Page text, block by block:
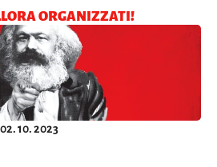
ORGANIZZATI!
10. 2023